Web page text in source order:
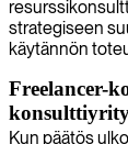
strategiseen
käytännön
Freelancer-
Kun päätös